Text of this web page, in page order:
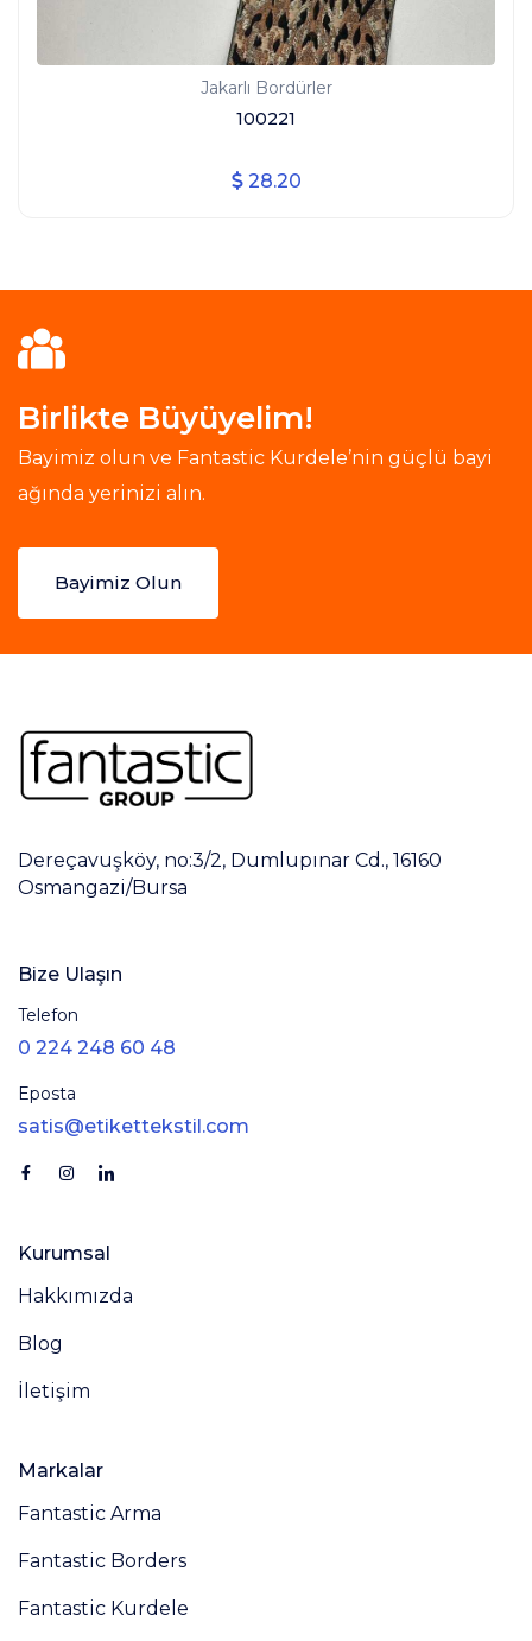
Jakarlı Bordürler
100221
28.20
Birlikte Büyüyelim!
Bayimiz olun ve Fantastic Kurdele’nin güçlü bayi
ağında yerinizi alın.
Bayimiz Olun
Dereçavuşköy, no:3/2, Dumlupınar Cd., 16160
Osmangazi/Bursa
Bize Ulaşın
Telefon
0 224 248 60 48
Eposta
satis@etikettekstil.com
Kurumsal
Hakkımızda
Blog
İletişim
Markalar
Fantastic Arma
Fantastic Borders
Fantastic Kurdele